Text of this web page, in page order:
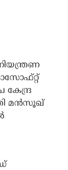
മന്‍സൂഖ്